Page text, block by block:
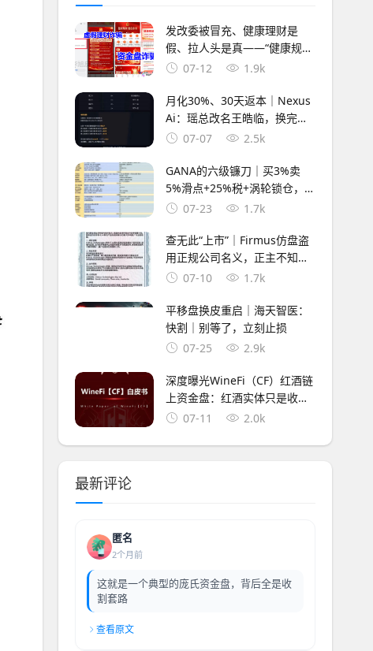
发改委被冒充、健康理财是
假、拉人头是真——“健康规
划”APP换了名字，没换套路
07-12 1.9k
月化30%、30天返本｜Nexus
Ai：瑶总改名王皓临，换完马
甲就收割
07-07 2.5k
GANA的六级镰刀｜买3%卖
5%滑点+25%税+涡轮锁仓，5
重收割等你入局
07-23 1.7k
查无此“上市”｜Firmus仿盘盗
用正规公司名义，正主不知
道，骗子替你“上市”了
07-10 1.7k
平移盘换皮重启｜海天智医：
快割｜别等了，立刻止损
07-25
2.9k
深度曝光WineFi（CF）红酒链
上资金盘：红酒实体只是收割
外衣，多层拉人头庞氏骗局实
07-11 2.0k
最新评论
匿名
2个月前
这就是一个典型的庞氏资金盘，背后全是收
割套路
查看原文